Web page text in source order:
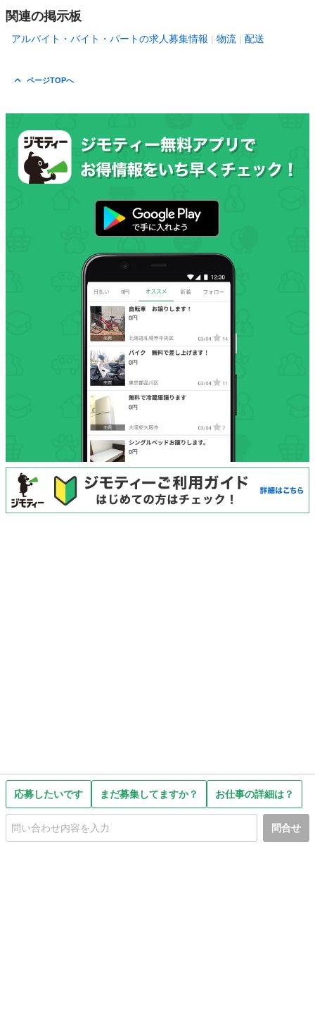
応募したいです まだ募集してますか？ お仕事の詳細は？
問合せ
関連の掲示板
アルバイト・バイト・パートの求人募集情報 物流 配送
ページTOPへ